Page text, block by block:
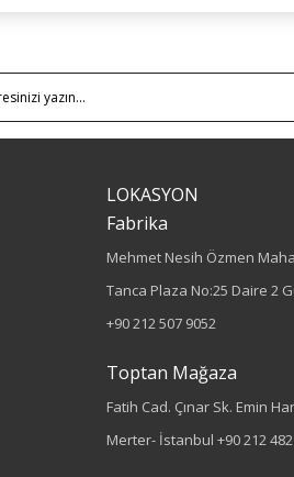
LOKASYON
Fabrika
Mehmet Nesih Özmen
Tanca Plaza No:25 Daire 2
+90 212 507 9052
Toptan Mağaza
Fatih Cad. Çınar Sk. Emin
Merter- İstanbul +90 212